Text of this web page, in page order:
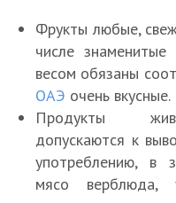
Фрукты любые,
числе
весом обязаны
ОАЭ очень вкусные.
Продукты
допускаются к
употреблению, в
мясо верблюда,